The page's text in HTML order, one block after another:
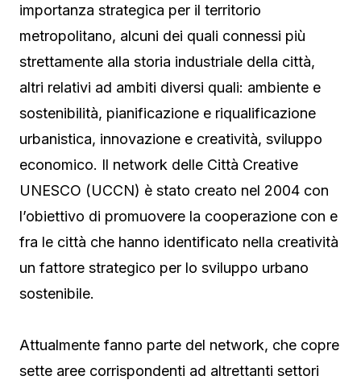
importanza strategica per il territorio
metropolitano, alcuni dei quali connessi più
strettamente alla storia industriale della città,
altri relativi ad ambiti diversi quali: ambiente e
sostenibilità, pianificazione e riqualificazione
urbanistica, innovazione e creatività, sviluppo
economico. Il network delle Città Creative
UNESCO (UCCN) è stato creato nel 2004 con
l’obiettivo di promuovere la cooperazione con e
fra le città che hanno identificato nella creatività
un fattore strategico per lo sviluppo urbano
sostenibile.
Attualmente fanno parte del network, che copre
sette aree corrispondenti ad altrettanti settori